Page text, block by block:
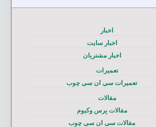
اخبار
اخبار سایت
اخبار مشتریان
تعمیرات
تعمیرات سی ان سی چوب
مقالات
مقالات پرس وکیوم
مقالات سی ان سی چوب